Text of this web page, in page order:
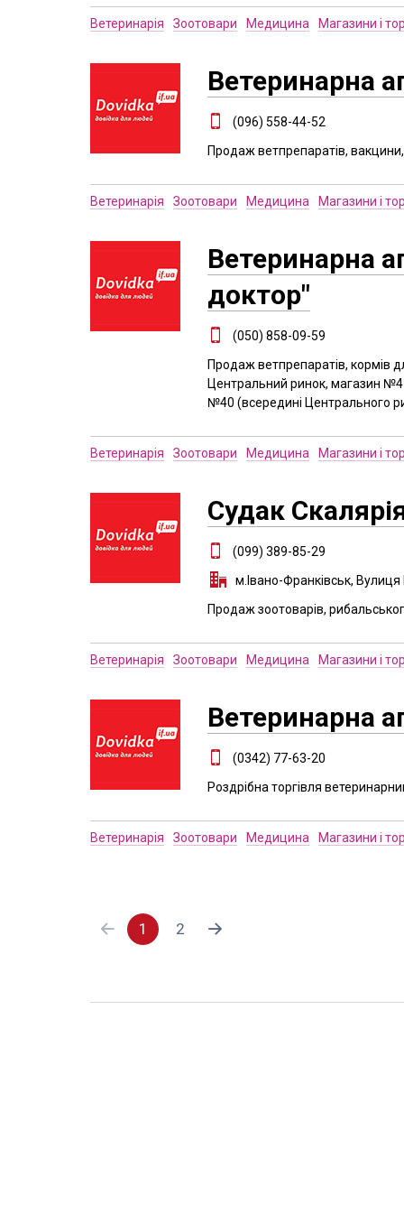
Ветеринарія Зоотовари Медицина Магазини і
Ветеринарна
(096) 558-44-52
Продаж ветпрепаратів,
Ветеринарія Зоотовари Медицина Магазини і
Ветеринарна
доктор"
(050) 858-09-59
Продаж ветпрепаратів, кормів
Центральний ринок, магазин
№40 (всередині Центрального
Ветеринарія Зоотовари Медицина Магазини і
Судак
(099) 389-85-29
м.Івано-Франківськ,
Продаж зоотоварів,
Ветеринарія Зоотовари Медицина Магазини і
Ветеринарна
(0342) 77-63-20
Роздрібна торгівля
Ветеринарія Зоотовари Медицина Магазини і
1 2